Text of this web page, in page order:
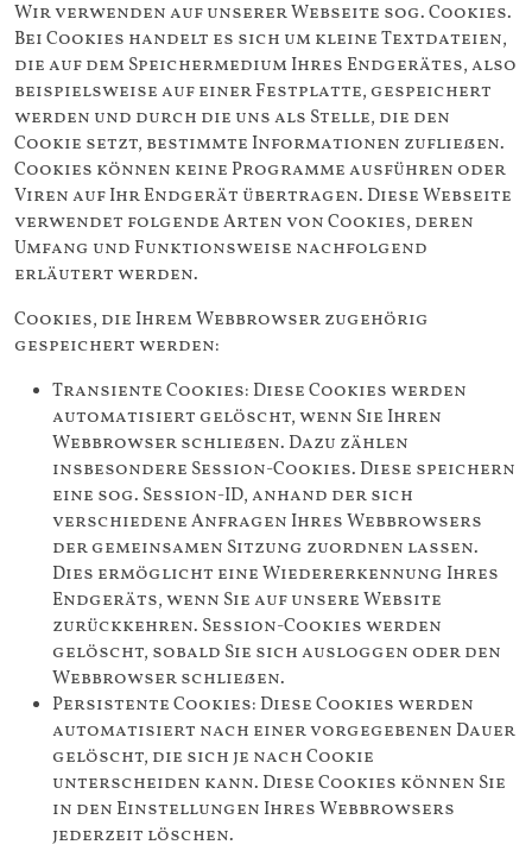
Wir verwenden auf unserer Webseite sog. Cookies.
Bei Cookies handelt es sich um kleine Textdateien,
die auf dem Speichermedium Ihres Endgerätes, also
beispielsweise auf einer Festplatte, gespeichert
werden und durch die uns als Stelle, die den
Cookie setzt, bestimmte Informationen zufließen.
Cookies können keine Programme ausführen oder
Viren auf Ihr Endgerät übertragen. Diese Webseite
verwendet folgende Arten von Cookies, deren
Umfang und Funktionsweise nachfolgend
erläutert werden.
Cookies, die Ihrem Webbrowser zugehörig
gespeichert werden:
Transiente Cookies: Diese Cookies werden
automatisiert gelöscht, wenn Sie Ihren
Webbrowser schließen. Dazu zählen
insbesondere Session-Cookies. Diese speichern
eine sog. Session-ID, anhand der sich
verschiedene Anfragen Ihres Webbrowsers
der gemeinsamen Sitzung zuordnen lassen.
Dies ermöglicht eine Wiedererkennung Ihres
Endgeräts, wenn Sie auf unsere Website
zurückkehren. Session-Cookies werden
gelöscht, sobald Sie sich ausloggen oder den
Webbrowser schließen.
Persistente Cookies: Diese Cookies werden
automatisiert nach einer vorgegebenen Dauer
gelöscht, die sich je nach Cookie
unterscheiden kann. Diese Cookies können Sie
in den Einstellungen Ihres Webbrowsers
jederzeit löschen.